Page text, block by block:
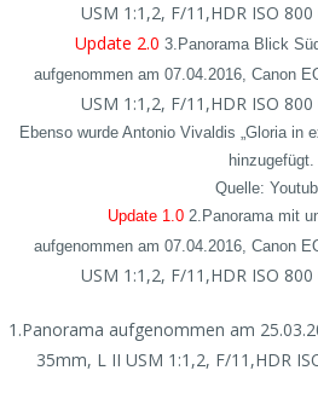
USM 1:1,2, F/11,HDR ISO
Update 2.0 3.Panorama Blick
aufgenommen am 07.04.2016, Canon
USM 1:1,2, F/11,HDR ISO
Ebenso wurde Antonio Vivaldis „Gloria in
hinzugefügt.
Quelle:
Update 1.0 2.Panorama mit
aufgenommen am 07.04.2016, Canon
USM 1:1,2, F/11,HDR ISO
1.Panorama aufgenommen am
35mm, L II USM 1:1,2, F/11,HDR